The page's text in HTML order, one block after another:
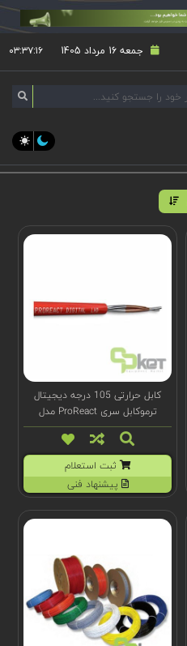
جمعه 16 مرداد 1405 ۰۳:۳۷:۱۷
کابل حرارتی 105 درجه دیجیتال
ترموکابل سری ProReact مدل
F1068
ثبت استعلام
پیشنهاد فنی